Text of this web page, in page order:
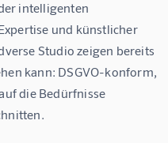
intelligenten
und künstlicher
Studio zeigen bereits
kann: DSGVO-konform,
die Bedürfnisse